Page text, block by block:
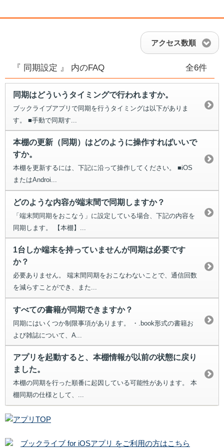
アクセス数順
『 同期設定 』 内のFAQ 全6件
同期はどういうタイミングで行われますか。
ブックライブアプリで同期を行うタイミングは以下がありま
す。 ■手動で同期す...
本棚の更新（同期）はどのように操作すればいいで
すか。
本棚を更新するには、下記に沿って操作してください。 ■iOS
またはAndroi...
どのような内容が端末間で同期しますか？
「端末間同期をおこなう」に設定している場合、下記の内容を
同期します。 【本棚】...
1台しか端末を持っていませんが同期は必要です
か？
必要ありません。 端末間同期をおこなわないことで、通信回数
を減らすことができ、また...
すべての書籍が同期できますか？
同期にはいくつか制限事項があります。 ・.book形式の書籍お
よび雑誌について、A...
アプリを起動すると、本棚情報が以前の状態に戻り
ました。
本棚の同期を行った順番に起因している可能性があります。 本
棚同期の仕様として、...
ブックライブ for iOSアプリ をご利用の方はこちら